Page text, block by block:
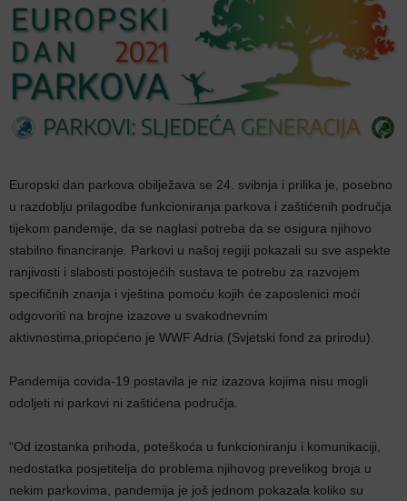
Europski dan parkova obilježava se 24. svibnja i prilika je, posebno
u razdoblju prilagodbe funkcioniranja parkova i zaštićenih područja
tijekom pandemije, da se naglasi potreba da se osigura njihovo
stabilno financiranje. Parkovi u našoj regiji pokazali su sve aspekte
ranjivosti i slabosti postojećih sustava te potrebu za razvojem
specifičnih znanja i vještina pomoću kojih će zaposlenici moći
odgovoriti na brojne izazove u svakodnevnim
aktivnostima,priopćeno je WWF Adria (Svjetski fond za prirodu).
Pandemija covida-19 postavila je niz izazova kojima nisu mogli
odoljeti ni parkovi ni zaštićena područja.
“Od izostanka prihoda, poteškoća u funkcioniranju i komunikaciji,
nedostatka posjetitelja do problema njihovog prevelikog broja u
nekim parkovima, pandemija je još jednom pokazala koliko su